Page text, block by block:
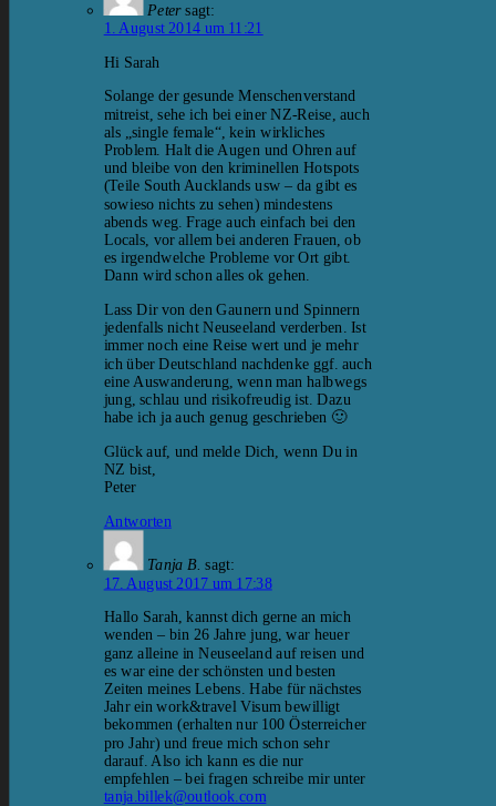
Peter sagt:
1. August 2014 um 11:21
Hi Sarah
Solange der gesunde Menschenverstand
mitreist, sehe ich bei einer NZ-Reise, auch
als „single female“, kein wirkliches
Problem. Halt die Augen und Ohren auf
und bleibe von den kriminellen Hotspots
(Teile South Aucklands usw – da gibt es
sowieso nichts zu sehen) mindestens
abends weg. Frage auch einfach bei den
Locals, vor allem bei anderen Frauen, ob
es irgendwelche Probleme vor Ort gibt.
Dann wird schon alles ok gehen.
Lass Dir von den Gaunern und Spinnern
jedenfalls nicht Neuseeland verderben. Ist
immer noch eine Reise wert und je mehr
ich über Deutschland nachdenke ggf. auch
eine Auswanderung, wenn man halbwegs
jung, schlau und risikofreudig ist. Dazu
habe ich ja auch genug geschrieben 🙂
Glück auf, und melde Dich, wenn Du in
NZ bist,
Peter
Antworten
Tanja B. sagt:
17. August 2017 um 17:38
Hallo Sarah, kannst dich gerne an mich
wenden – bin 26 Jahre jung, war heuer
ganz alleine in Neuseeland auf reisen und
es war eine der schönsten und besten
Zeiten meines Lebens. Habe für nächstes
Jahr ein work&travel Visum bewilligt
bekommen (erhalten nur 100 Österreicher
pro Jahr) und freue mich schon sehr
darauf. Also ich kann es die nur
empfehlen – bei fragen schreibe mir unter
tanja.billek@outlook.com